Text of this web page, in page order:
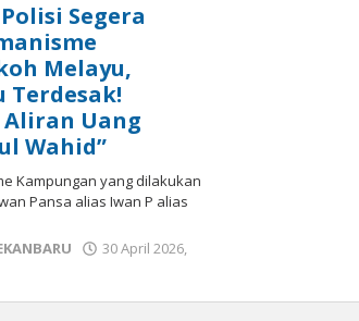
Segera
Melayu,
Terdesak!
Uang
Wahid”
Kampungan yang dilakukan
Pansa alias Iwan P alias
30 April 2026,